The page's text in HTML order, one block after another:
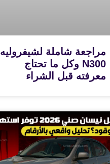
مراجعة شاملة لشيفروليه
N300 وكل ما تحتاج
معرفته قبل الشراء